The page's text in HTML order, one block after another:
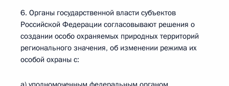
6. Органы государственной власти субъектов
Российской Федерации согласовывают решения о
создании особо охраняемых природных территорий
регионального значения, об изменении режима их
особой охраны с: